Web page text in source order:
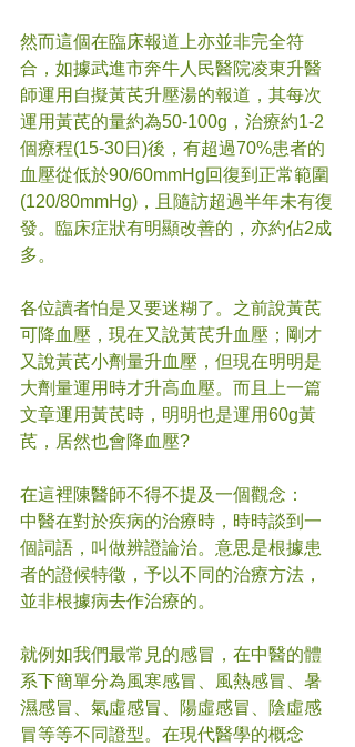
然而這個在臨床報道上亦並非完全符
合，如據武進市奔牛人民醫院凌東升醫
師運用自擬黃芪升壓湯的報道，其每次
運用黃芪的量約為50-100g，治療約1-2
個療程(15-30日)後，有超過70%患者的
血壓從低於90/60mmHg回復到正常範圍
(120/80mmHg)，且隨訪超過半年未有復
發。臨床症狀有明顯改善的，亦約佔2成
多。
各位讀者怕是又要迷糊了。之前說黃芪
可降血壓，現在又說黃芪升血壓；剛才
又說黃芪小劑量升血壓，但現在明明是
大劑量運用時才升高血壓。而且上一篇
文章運用黃芪時，明明也是運用60g黃
芪，居然也會降血壓?
在這裡陳醫師不得不提及一個觀念：
中醫在對於疾病的治療時，時時談到一
個詞語，叫做辨證論治。意思是根據患
者的證候特徵，予以不同的治療方法，
並非根據病去作治療的。
就例如我們最常見的感冒，在中醫的體
系下簡單分為風寒感冒、風熱感冒、暑
濕感冒、氣虛感冒、陽虛感冒、陰虛感
冒等等不同證型。在現代醫學的概念